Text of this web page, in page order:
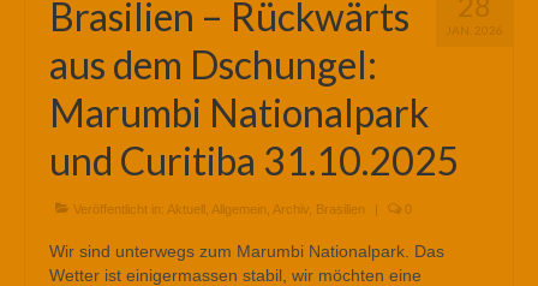
JAN. 2026
Brasilien – Rückwärts
aus dem Dschungel:
Marumbi Nationalpark
und Curitiba 31.10.2025
Veröffentlicht in: Aktuell Allgemein Archiv Brasilien | 0
Wir sind unterwegs zum Marumbi Nationalpark. Das
Wetter ist einigermassen stabil, wir möchten eine